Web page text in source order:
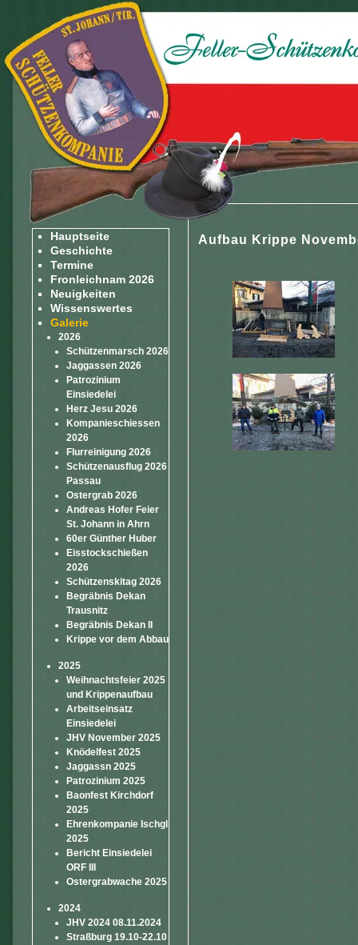
Hauptseite
Geschichte
Termine
Fronleichnam 2026
Neuigkeiten
Wissenswertes
Galerie
2026
Schützenmarsch 2026
Jaggassen 2026
Patrozinium
Einsiedelei
Herz Jesu 2026
Kompanieschiessen
2026
Flurreinigung 2026
Schützenausflug 2026
Passau
Ostergrab 2026
Andreas Hofer Feier
St. Johann in Ahrn
60er Günther Huber
Eisstockschießen
2026
Schützenskitag 2026
Begräbnis Dekan
Trausnitz
Begräbnis Dekan II
Krippe vor dem Abbau
2025
Weihnachtsfeier 2025
und Krippenaufbau
Arbeitseinsatz
Einsiedelei
JHV November 2025
Knödelfest 2025
Jaggassn 2025
Patrozinium 2025
Baonfest Kirchdorf
2025
Ehrenkompanie Ischgl
2025
Bericht Einsiedelei
ORF III
Ostergrabwache 2025
2024
JHV 2024 08.11.2024
Straßburg 19.10-22.10
Aufbau Krippe